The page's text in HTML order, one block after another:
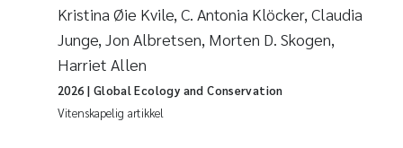
Kristina Øie Kvile, C. Antonia Klöcker, Claudia
Junge, Jon Albretsen, Morten D. Skogen,
Harriet Allen
Vitenskapelig artikkel
2026 | Global Ecology and Conservation